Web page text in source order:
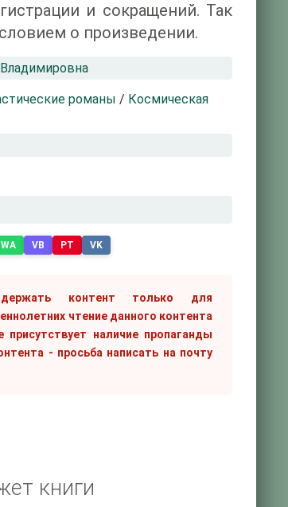
и сокращений. Так
о произведении.
романы / Космическая
WA VB PT VK
контент только для
чтение данного контента
наличие пропаганды
- просьба написать на почту
книги